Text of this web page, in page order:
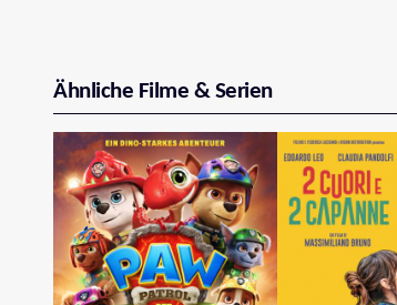
Ähnliche Filme & Serien